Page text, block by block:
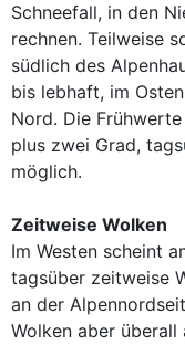
Schneefall, in den
rechnen. Teilweise
südlich des
bis lebhaft, im
Nord. Die
plus zwei Grad,
möglich.
Zeitweise Wolken
Im Westen scheint
tagsüber zeitweise
an der
Wolken aber